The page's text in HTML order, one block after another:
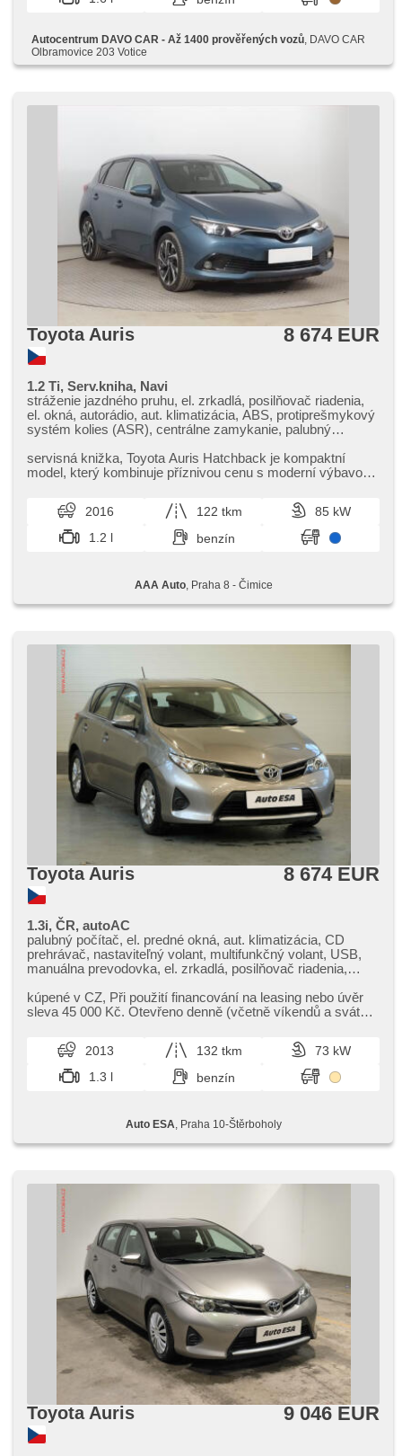
Autocentrum DAVO CAR - Až 1400 prověřených vozů , DAVO CAR
Olbramovice 203 Votice
Toyota Auris 8 674 EUR
1.2 Ti, Serv.kniha, Navi
stráženie jazdného pruhu, el. zrkadlá, posilňovač riadenia,
el. okná, autorádio, aut. klimatizácia, ABS, protiprešmykový
systém kolies (ASR), centrálne zamykanie, palubný
vyhrievané sedadlá, štartovanie tlačítkom, senzor tlaku v
pneumatikách, USB, manuálna prevodovka
servisná knižka,​ Toyota Auris Hatchback je kompaktní
model,​ který kombinuje příznivou cenu s moderní výbavou.
2016 122 tkm
85 kW
1.2 l
benzín
AAA Auto, Praha 8 - Čimice
Toyota Auris 8 674 EUR
1.3i, ČR, autoAC
palubný počítač, el. predné okná, aut. klimatizácia, CD
prehrávač, nastaviteľný volant, multifunkčný volant, USB,
manuálna prevodovka, el. zrkadlá, posilňovač riadenia,
rozjazdu do kopca (HSA), isofix, deaktivácia airbagu
spolujazdca
kúpené v CZ,​ Při použití financování na leasing nebo úvěr
sleva 45 000 Kč. Otevřeno denně (včetně víkendů a svátků)
2013 132 tkm
73 kW
1.3 l
benzín
Auto ESA , Praha 10-Štěrboholy
Toyota Auris 9 046 EUR